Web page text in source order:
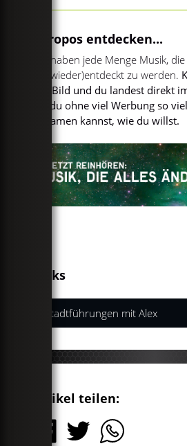
Apropos entdecken...
Wir haben jede Menge Musik,
dir (wieder)entdeckt zu werden.
das Bild und du landest direkt
wo du ohne viel Werbung so
streamen kannst, wie du willst.
Links
Stadtführungen mit Alex
Artikel teilen: